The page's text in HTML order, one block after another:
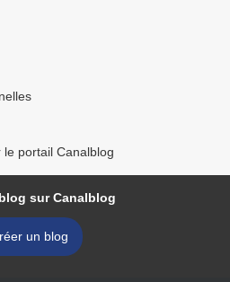
portail Canalblog
sur Canalblog
un blog